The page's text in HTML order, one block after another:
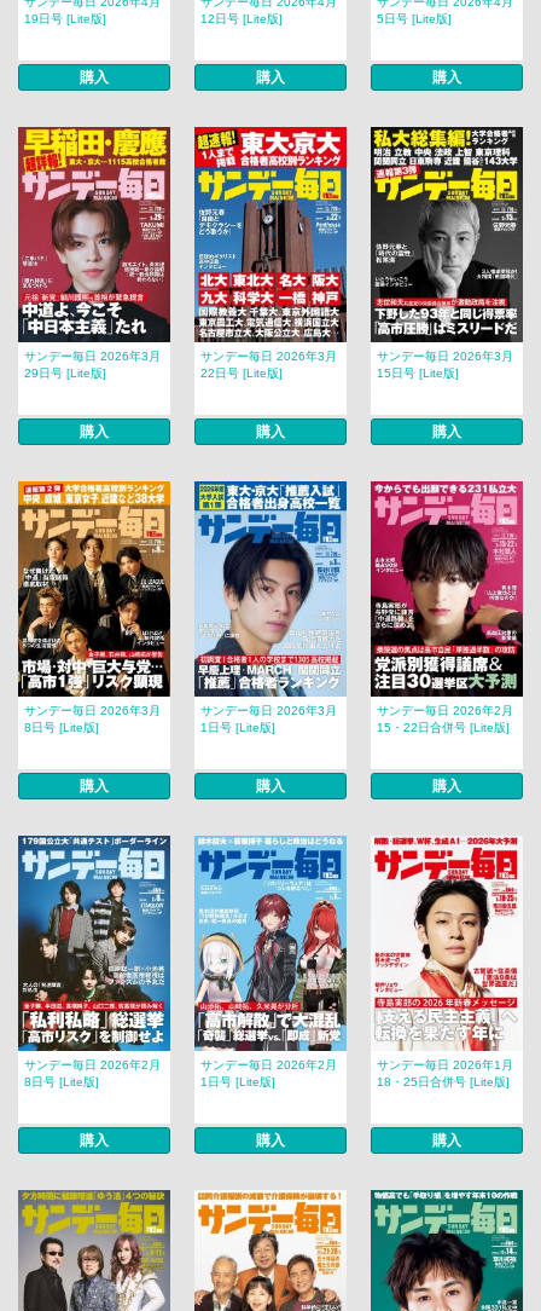
19日号 [Lite版]
購入
12日号 [Lite版]
購入
5日号 [Lite版]
購入
サンデー毎日 2026年3月
29日号 [Lite版]
購入
サンデー毎日 2026年3月
22日号 [Lite版]
購入
サンデー毎日 2026年3月
15日号 [Lite版]
購入
サンデー毎日 2026年3月
8日号 [Lite版]
購入
サンデー毎日 2026年3月
1日号 [Lite版]
購入
サンデー毎日 2026年2月
15・22日合併号 [Lite版]
購入
サンデー毎日 2026年2月
8日号 [Lite版]
購入
サンデー毎日 2026年2月
1日号 [Lite版]
購入
サンデー毎日 2026年1月
18・25日合併号 [Lite版]
購入